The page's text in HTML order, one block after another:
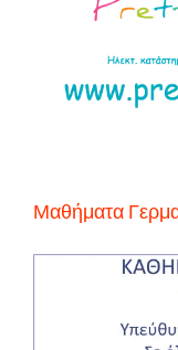
Μαθήματα